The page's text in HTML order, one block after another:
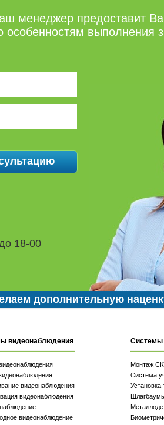
менеджер предоставит
особенностям выполнения
18-00
дополнительную
видеонаблюдения
видеонаблюдения
видеонаблюдения
видеонаблюдение
Системы
Монтаж
Система
Установка